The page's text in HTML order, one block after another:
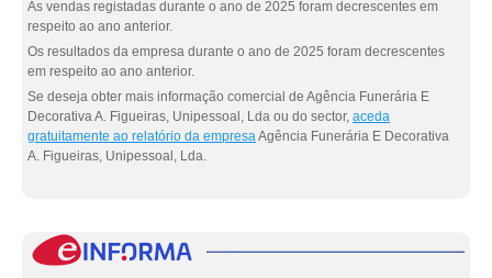
As vendas registadas durante o ano de 2025 foram decrescentes em
respeito ao ano anterior.
Os resultados da empresa durante o ano de 2025 foram decrescentes
em respeito ao ano anterior.
Se deseja obter mais informação comercial de Agência Funerária E
Decorativa A. Figueiras, Unipessoal, Lda ou do sector, aceda
gratuitamente ao relatório da empresaAgência Funerária E Decorativa
A. Figueiras, Unipessoal, Lda.